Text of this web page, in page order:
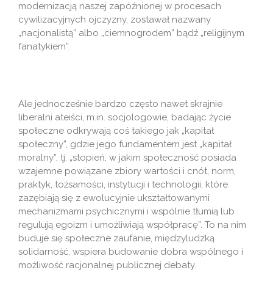
modernizacją naszej zapóźnionej w procesach
cywilizacyjnych ojczyzny, zostawał nazwany
„nacjonalistą” albo „ciemnogrodem” bądź „religijnym
fanatykiem”.
Ale jednocześnie bardzo często nawet skrajnie
liberalni ateiści, m.in. socjologowie, badając życie
społeczne odkrywają coś takiego jak „kapitał
społeczny”, gdzie jego fundamentem jest „kapitał
moralny”, tj. „stopień, w jakim społeczność posiada
wzajemne powiązane zbiory wartości i cnót, norm,
praktyk, tożsamości, instytucji i technologii, które
zazębiają się z ewolucyjnie ukształtowanymi
mechanizmami psychicznymi i wspólnie tłumią lub
regulują egoizm i umożliwiają współpracę”. To na nim
buduje się społeczne zaufanie, międzyludzką
solidarność, wspiera budowanie dobra wspólnego i
możliwość racjonalnej publicznej debaty.